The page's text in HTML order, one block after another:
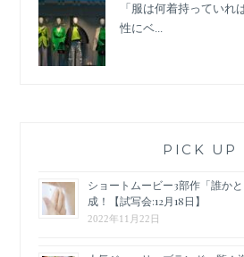
「服は何着持っていれ
性にベ...
PICK UP
ショートムービー3部作「誰か
成！【試写会:12月18日】
2022年11月22日